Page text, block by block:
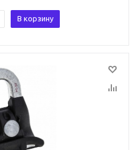
В корзину